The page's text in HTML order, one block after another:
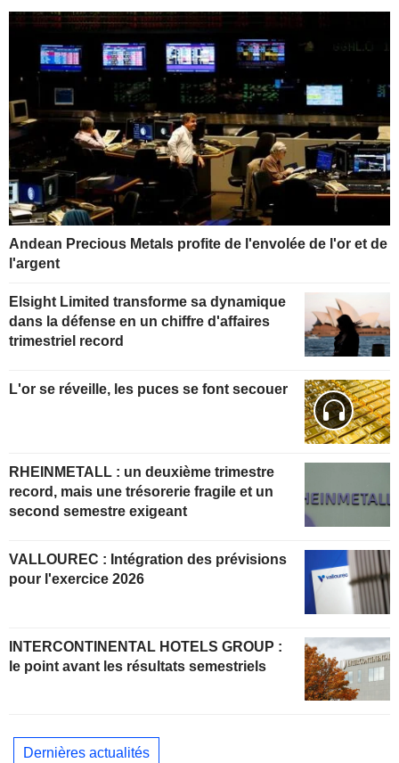
Andean Precious Metals profite de l'envolée de l'or et de
l'argent
Elsight Limited transforme sa dynamique
dans la défense en un chiffre d'affaires
trimestriel record
L'or se réveille, les puces se font secouer
RHEINMETALL : un deuxième trimestre
record, mais une trésorerie fragile et un
second semestre exigeant
VALLOUREC : Intégration des prévisions
pour l'exercice 2026
INTERCONTINENTAL HOTELS GROUP :
le point avant les résultats semestriels
Dernières actualités